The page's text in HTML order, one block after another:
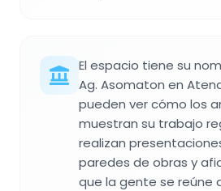
El espacio tiene su
Ag. Asomaton en
pueden ver cómo los
muestran su trabajo
realizan
paredes de obras y
que la gente se reúne